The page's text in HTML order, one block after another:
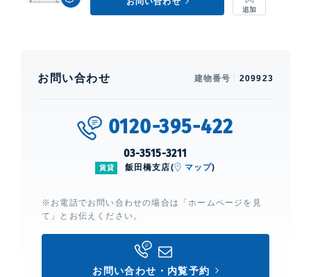
お問い合わせ 建物番号 209923
0120-395-422
03-3515-3211
賃貸 飯田橋支店( マップ)
※お電話でお問い合わせの場合は「ホームページを見
て」とお伝えください。
お問い合わせ・内覧予約